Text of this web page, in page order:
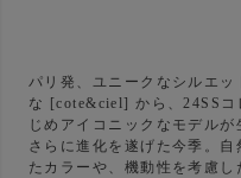
パリ発、ユニークなシルエ
な [cote&ciel] から、24SSコ
じめアイコニックなモデルが
さらに進化を遂げた今季。
たカラーや、機動性を考慮